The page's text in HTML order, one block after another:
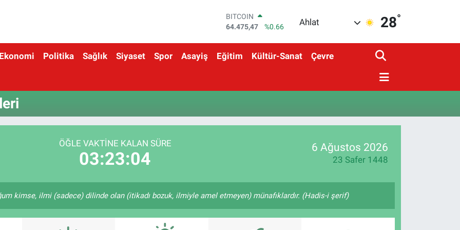
BITCOIN
64.475,47
%0.66
EURO
BİST100
Ahlat 28°
Ekonomi Politika Sağlık Siyaset Spor Asayiş Eğitim Kültür-Sanat Çevre
ÖĞLE VAKTINE KALAN SÜRE
03:23:04
6 Ağustos 2026
23 Safer 1448
kimse, ilmi (sadece) dilinde olan (itikadı bozuk, ilmiyle amel etmeyen) münafıklardır. (Hadis-i şerif)